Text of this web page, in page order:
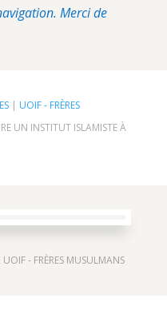
Merci de
| UOIF - FRÈRES
UN INSTITUT ISLAMISTE À
UOIF - FRÈRES MUSULMANS